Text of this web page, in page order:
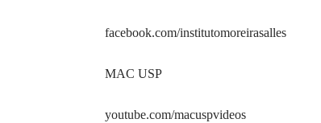
facebook.com/institutomoreirasalles
MAC USP
youtube.com/macuspvideos